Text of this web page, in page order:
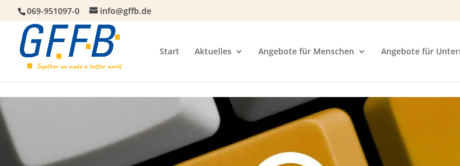
069-951097-0 info@gffb.de
Start Aktuelles Angebote für Menschen Angebote für